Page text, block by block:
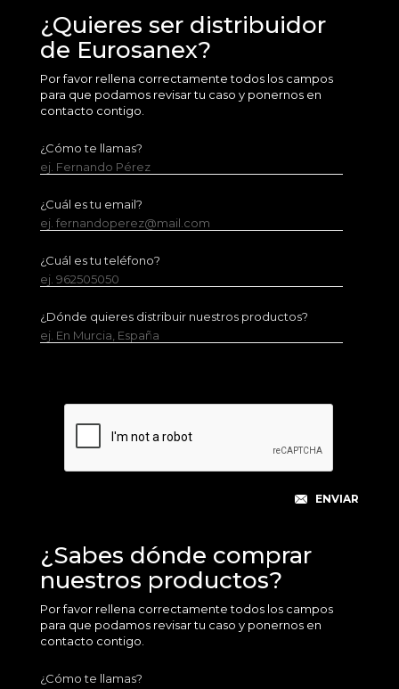
¿Quieres ser distribuidor
de Eurosanex?
Por favor rellena correctamente todos los campos
para que podamos revisar tu caso y ponernos en
contacto contigo.
¿Cómo te llamas?
ej. Fernando Pérez
¿Cuál es tu email?
ej. fernandoperez@mail.com
¿Cuál es tu teléfono?
ej. 962505050
¿Dónde quieres distribuir nuestros productos?
ej. En Murcia, España
¿Sabes dónde comprar
nuestros productos?
Por favor rellena correctamente todos los campos
para que podamos revisar tu caso y ponernos en
contacto contigo.
¿Cómo te llamas?